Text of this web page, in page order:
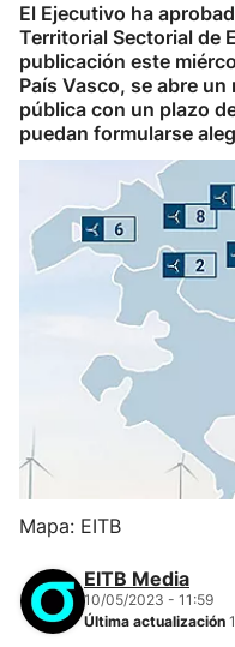
El Ejecutivo ha
Territorial Sectorial de
publicación este
País Vasco, se abre
pública con un plazo
puedan formularse
Mapa: EITB
EITB Media
10/05/2023 - 11:59
Última actualización